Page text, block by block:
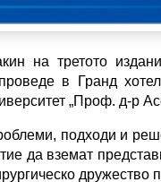
на третото
в Гранд
„Проф. д-р
подходи и
да вземат